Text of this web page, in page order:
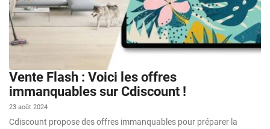
Vente Flash : Voici les offres
immanquables sur Cdiscount !
23 août 2024
Cdiscount propose des offres immanquables pour préparer la